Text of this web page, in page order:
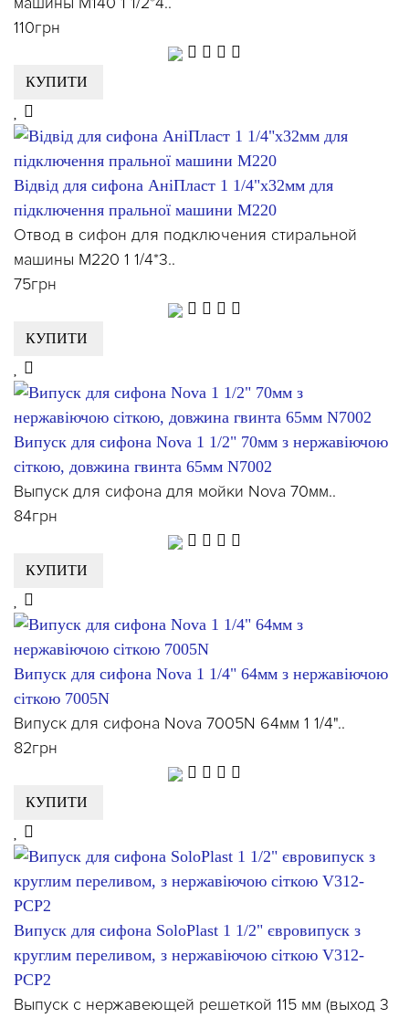
110грн
КУПИТИ
Відвід для сифона АніПласт 1 1/4"х32мм для
підключення пральної машини М220
Отвод в сифон для подключения стиральной
машины М220 1 1/4*3..
75грн
КУПИТИ
Випуск для сифона Nova 1 1/2" 70мм з нержавіючою
сіткою, довжина гвинта 65мм N7002
Выпуск для сифона для мойки Nova 70мм..
84грн
КУПИТИ
Випуск для сифона Nova 1 1/4" 64мм з нержавіючою
сіткою 7005N
Випуск для сифона Nova 7005N 64мм 1 1/4"..
82грн
КУПИТИ
Випуск для сифона SoloPlast 1 1/2" євровипуск з
круглим переливом, з нержавіючою сіткою V312-
PCP2
Выпуск с нержавеющей решеткой 115 мм (выход 3